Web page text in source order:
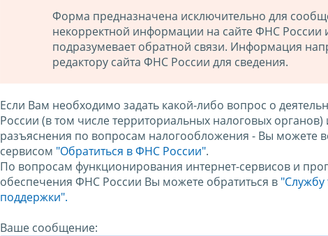
Форма предназначена исключительно для
некорректной информации на сайте ФНС России
подразумевает обратной связи. Информация
редактору сайта ФНС России для сведения.
Если Вам необходимо задать какой-либо вопрос о
России (в том числе территориальных налоговых органов)
разъяснения по вопросам налогообложения - Вы можете
сервисом "Обратиться в ФНС России".
По вопросам функционирования интернет-сервисов и
обеспечения ФНС России Вы можете обратиться в "Службу
поддержки".
Ваше сообщение: